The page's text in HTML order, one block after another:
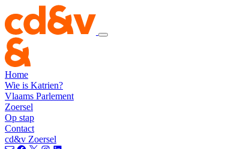
Home
Wie is Katrien?
Vlaams Parlement
Zoersel
Op stap
Contact
cd&v Zoersel